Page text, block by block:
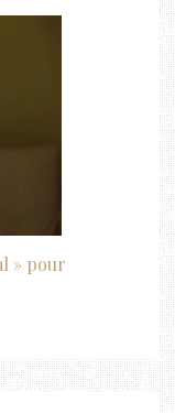
» pour